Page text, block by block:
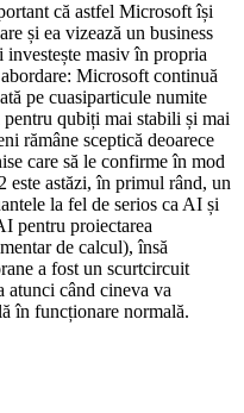
că astfel Microsoft își
și ea vizează un business
masiv în propria
Microsoft continuă
pe cuasiparticule numite
qubiți mai stabili și mai
rămâne sceptică deoarece
care să le confirme în mod
este astăzi, în primul rând, un
la fel de serios ca AI și
pentru proiectarea
de calcul), însă
a fost un scurtcircuit
când cineva va
în funcționare normală.